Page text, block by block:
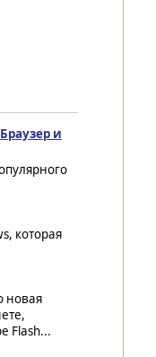
и
которая
новая
Flash...